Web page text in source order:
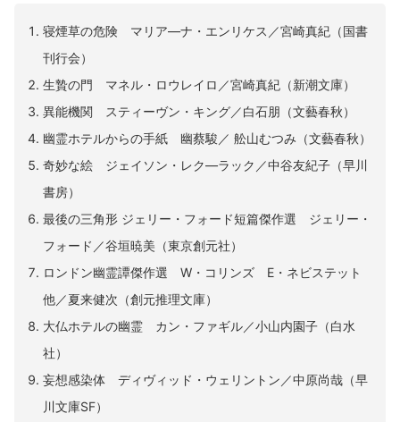
寝煙草の危険 マリア―ナ・エンリケス／宮崎真紀（国書
刊行会）
生贄の門 マネル・ロウレイロ／宮崎真紀（新潮文庫）
異能機関 スティーヴン・キング／白石朋（文藝春秋）
幽霊ホテルからの手紙 幽蔡駿／ 舩山むつみ（文藝春秋）
奇妙な絵 ジェイソン・レク―ラック／中谷友紀子（早川
書房）
最後の三角形 ジェリー・フォード短篇傑作選 ジェリー・
フォード／谷垣暁美（東京創元社）
ロンドン幽霊譚傑作選 W・コリンズ E・ネビステット
他／夏来健次（創元推理文庫）
大仏ホテルの幽霊 カン・ファギル／小山内園子（白水
社）
妄想感染体 ディヴィッド・ウェリントン／中原尚哉（早
川文庫SF）